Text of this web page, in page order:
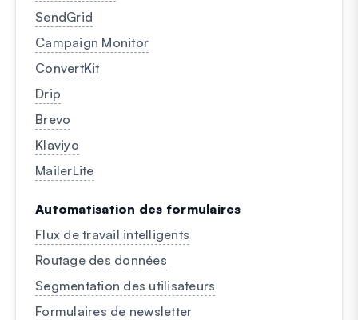
SendGrid
Campaign Monitor
ConvertKit
Drip
Brevo
Klaviyo
MailerLite
Automatisation des formulaires
Flux de travail intelligents
Routage des données
Segmentation des utilisateurs
Formulaires de newsletter